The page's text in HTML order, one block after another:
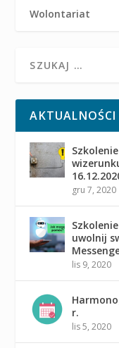
Wolontariat
AKTUALNOŚCI
gru 7, 2020
uwolnij
lis 9, 2020
r.
lis 5, 2020